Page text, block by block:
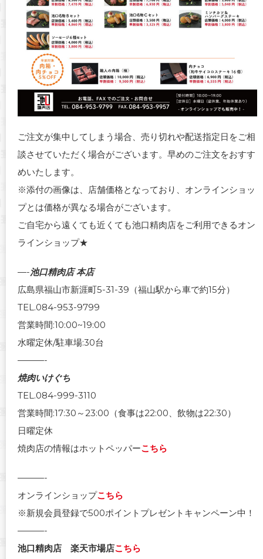
ご注文が集中してしまう場合、売り切れや配送指定日をご相
談させていただく場合がございます。早めのご注文をおすす
めいたします。
※添付の画像は、店舗価格となっており、オンラインショッ
プとは価格が異なる場合がございます。
ご自宅から遠くても近くても池口精肉店をご利用できるオン
ラインショップ★
—-池口精肉店 本店
広島県福山市新涯町5-31-39（福山駅から車で約15分）
TEL.084-953-9799
営業時間:10:00~19:00
水曜定休/駐車場:30台
———-
焼肉いけぐち
TEL.084-999-3110
営業時間:17:30～23:00（食事は22:00、飲物は22:30）
日曜定休
焼肉店の情報はホットペッパーこちら
———-
オンラインショップこちら
※新規会員登録で500ポイントプレゼントキャンペーン中！
———-
池口精肉店 楽天市場店こちら